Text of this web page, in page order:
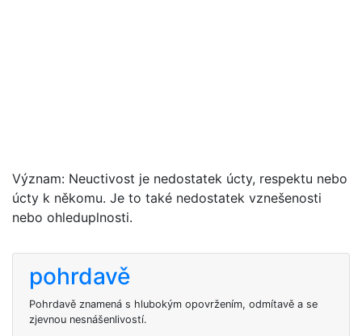
Význam: Neuctivost je nedostatek úcty, respektu nebo
úcty k někomu. Je to také nedostatek vznešenosti
nebo ohleduplnosti.
pohrdavě
Pohrdavě znamená s hlubokým opovržením, odmítavě a se
zjevnou nesnášenlivostí.